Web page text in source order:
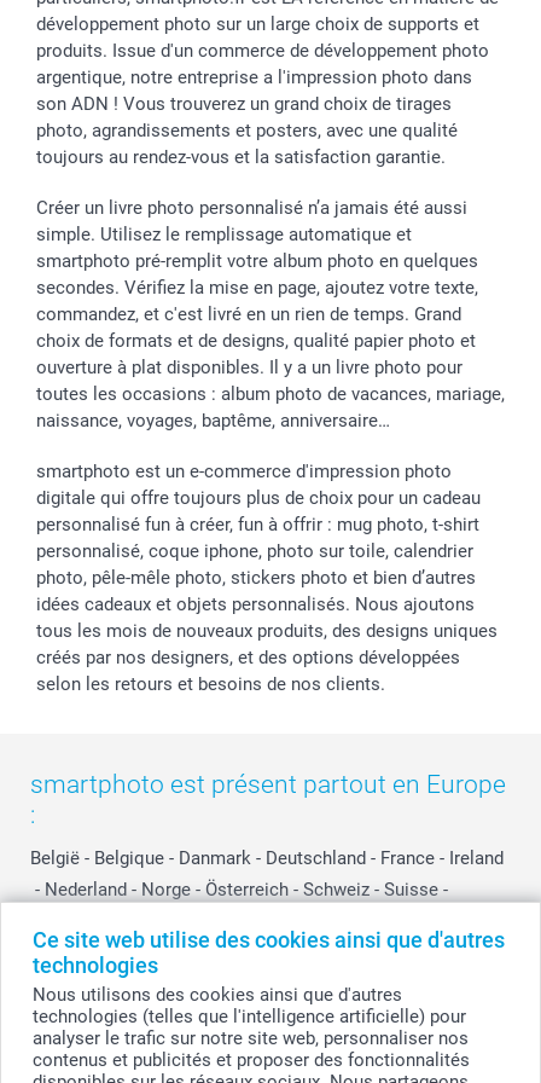
Ce site web utilise des cookies ainsi que d'autres
technologies
Nous utilisons des cookies ainsi que d'autres
technologies (telles que l'intelligence artificielle) pour
analyser le trafic sur notre site web, personnaliser nos
contenus et publicités et proposer des fonctionnalités
Toussaint
Rentrée des classes
Saint-Valentin
Vacances
Tarifs
Partenariats & Influence
Investisseurs
Modes de paiement
Grandes quantités
Statut de ma commande
développement photo sur un large choix de supports et
produits. Issue d'un commerce de développement photo
argentique, notre entreprise a l'impression photo dans
son ADN ! Vous trouverez un grand choix de tirages
photo, agrandissements et posters, avec une qualité
toujours au rendez-vous et la satisfaction garantie.
Créer un livre photo personnalisé n’a jamais été aussi
simple. Utilisez le remplissage automatique et
smartphoto pré-remplit votre album photo en quelques
secondes. Vérifiez la mise en page, ajoutez votre texte,
commandez, et c'est livré en un rien de temps. Grand
choix de formats et de designs, qualité papier photo et
ouverture à plat disponibles. Il y a un livre photo pour
toutes les occasions : album photo de vacances, mariage,
naissance, voyages, baptême, anniversaire…
smartphoto est un e-commerce d'impression photo
digitale qui offre toujours plus de choix pour un cadeau
personnalisé fun à créer, fun à offrir : mug photo, t-shirt
personnalisé, coque iphone, photo sur toile, calendrier
photo, pêle-mêle photo, stickers photo et bien d’autres
idées cadeaux et objets personnalisés. Nous ajoutons
tous les mois de nouveaux produits, des designs uniques
créés par nos designers, et des options développées
selon les retours et besoins de nos clients.
smartphoto est présent partout en Europe
:
België - Belgique - Danmark - Deutschland - France - Ireland
- Nederland - Norge - Österreich - Schweiz - Suisse -
Other Countries
Tous les prix sont en EURO (€), TVA incluse et hors frais de port.